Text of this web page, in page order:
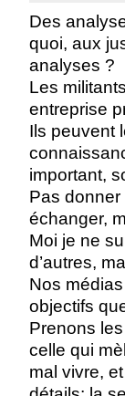
Des
quoi, aux
analyses ?
Les
entreprise
Ils peuvent
important,
Pas donner
échanger,
Moi je ne
d’autres,
Nos
objectifs
Prenons
celle qui
mal vivre,